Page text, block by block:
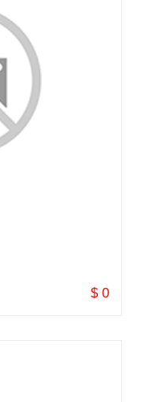
$ 0